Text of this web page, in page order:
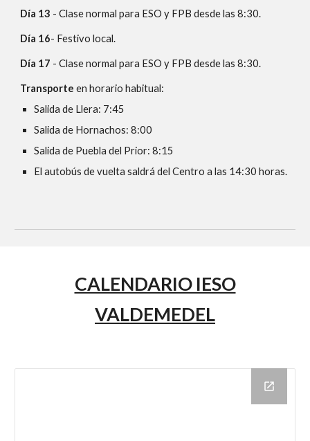
Día 13 - Clase normal para ESO y FPB desde las 8:30.
Día 16- Festivo local.
Día 17 - Clase normal para ESO y FPB desde las 8:30.
Transporte en horario habitual:
Salida de Llera: 7:45
Salida de Hornachos: 8:00
Salida de Puebla del Prior: 8:15
El autobús de vuelta saldrá del Centro a las 14:30 horas.
CALENDARIO IESO
VALDEMEDEL